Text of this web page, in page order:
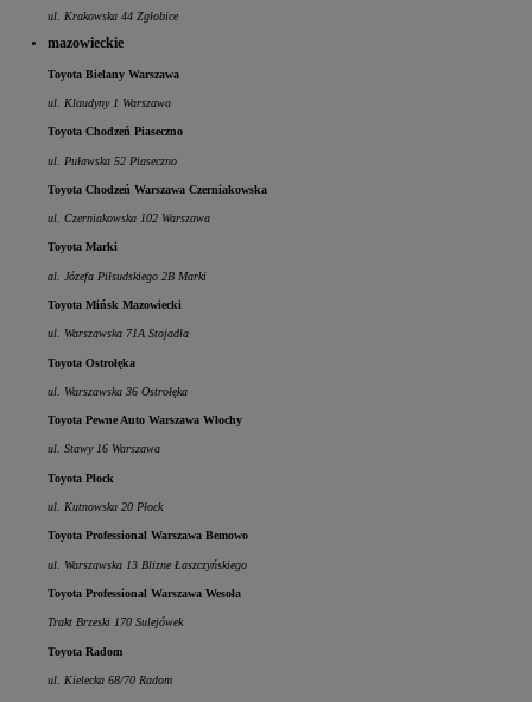
ul. Krakowska 44 Zgłobice
mazowieckie
Toyota Bielany Warszawa
ul. Klaudyny 1 Warszawa
Toyota Chodzeń Piaseczno
ul. Puławska 52 Piaseczno
Toyota Chodzeń Warszawa Czerniakowska
ul. Czerniakowska 102 Warszawa
Toyota Marki
al. Józefa Piłsudskiego 2B Marki
Toyota Mińsk Mazowiecki
ul. Warszawska 71A Stojadła
Toyota Ostrołęka
ul. Warszawska 36 Ostrołęka
Toyota Pewne Auto Warszawa Włochy
ul. Stawy 16 Warszawa
Toyota Płock
ul. Kutnowska 20 Płock
Toyota Professional Warszawa Bemowo
ul. Warszawska 13 Blizne Łaszczyńskiego
Toyota Professional Warszawa Wesoła
Trakt Brzeski 170 Sulejówek
Toyota Radom
ul. Kielecka 68/70 Radom